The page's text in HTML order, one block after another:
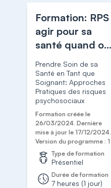
Formation: RPS
agir pour sa
santé quand on
est soignant
Prendre Soin de sa
Santé en Tant que
Soignant: Approches
Pratiques des risques
psychosociaux
Formation créée le
26/03/2024. Dernière
mise à jour le 17/12/2024.
Version du programme : 1
Type de formation
Présentiel
Durée de formation
7 heures (1 jour)